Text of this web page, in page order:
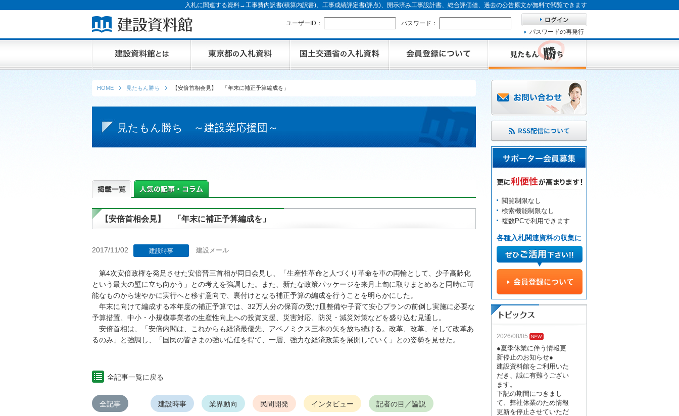
入札に関連する資料→工事費内訳書(積算内訳書)、工事成績評定書(評点)、開示済み工事設計書、総合評価値、過去の公告原文が無料で閲覧できます
ユーザーID：
パスワード：
パスワードの再発行
HOME 見たもん勝ち 【安倍首相会見】 「年末に補正予算編成を」
見たもん勝ち ～建設業応援団～
【安倍首相会見】 「年末に補正予算編成を」
2017/11/02 建設時事 建設メール
第4次安倍政権を発足させた安倍晋三首相が同日会見し、「生産性革命と人づくり革命を車の両輪として、少子高齢化
という最大の壁に立ち向かう」との考えを強調した。また、新たな政策パッケージを来月上旬に取りまとめると同時に可
能なものから速やかに実行へと移す意向で、裏付けとなる補正予算の編成を行うことを明らかにした。
年末に向けて編成する本年度の補正予算では、32万人分の保育の受け皿整備や子育て安心プランの前倒し実施に必要な
予算措置、中小・小規模事業者の生産性向上への投資支援、災害対応、防災・減災対策などを盛り込む見通し。
安倍首相は、「安倍内閣は、これからも経済最優先、アベノミクス三本の矢を放ち続ける。改革、改革、そして改革あ
るのみ」と強調し、「国民の皆さまの強い信任を得て、一層、強力な経済政策を展開していく」との姿勢を見せた。
全記事一覧に戻る
全記事 建設時事 業界動向 民間開発 インタビュー 記者の目／論説
閲覧制限なし
検索機能制限なし
複数PCで利用できます
各種入札関連資料の収集に
2026/08/05
●夏季休業に伴う情報更
新停止のお知らせ●
建設資料館をご利用いた
だき、誠に有難うござい
ます。
下記の期間につきまし
て、弊社休業のため情報
更新を停止させていただ